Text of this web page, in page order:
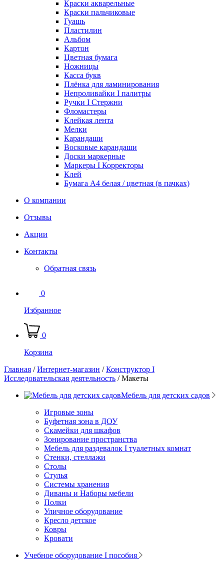
Краски акварельные
Краски пальчиковые
Гуашь
Пластилин
Альбом
Картон
Цветная бумага
Ножницы
Касса букв
Плёнка для ламинирования
Непроливайки I палитры
Ручки I Стержни
Фломастеры
Клейкая лента
Мелки
Карандаши
Восковые карандаши
Доски маркерные
Маркеры I Корректоры
Клей
Бумага А4 белая / цветная (в пачках)
О компании
Отзывы
Акции
Контакты
Обратная связь
0
Избранное
0
Корзина
Главная /Интернет-магазин /Конструктор I
Исследовательская деятельность /Макеты
Мебель для детских садов
Игровые зоны
Буфетная зона в ДОУ
Скамейки для шкафов
Зонирование пространства
Мебель для раздевалок I туалетных комнат
Стенки, стеллажи
Столы
Стулья
Системы хранения
Диваны и Наборы мебели
Полки
Уличное оборудование
Кресло детское
Ковры
Кровати
Учебное оборудование I пособия